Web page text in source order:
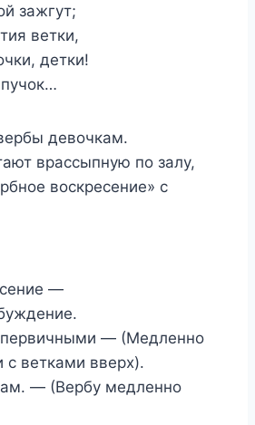
зажгут;
ветки,
детки!
девочкам.
врассыпную по залу,
воскресение» с
—
первичными — (Медленно
ветками вверх).
— (Вербу медленно